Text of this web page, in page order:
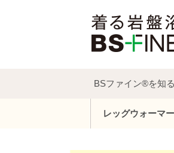
BSファイン®を知る
レッグウォーマー